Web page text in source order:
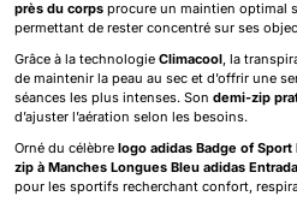
près du corps procure un maintien optimal
permettant de rester concentré sur ses
Grâce à la technologie Climacool, la
de maintenir la peau au sec et d’offrir une
séances les plus intenses. Son demi-zip
d’ajuster l’aération selon les besoins.
Orné du célèbre logo adidas Badge of Sport
zip à Manches Longues Bleu adidas
pour les sportifs recherchant confort,